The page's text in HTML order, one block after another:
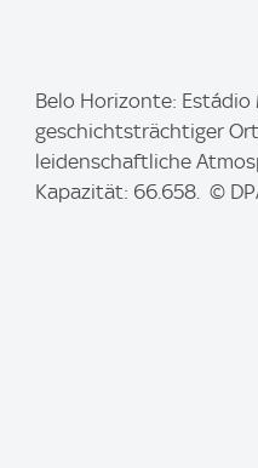
m
Belo Horizonte:
geschichtsträchtiger
leidenschaftliche
Kapazität: 66.658. ©